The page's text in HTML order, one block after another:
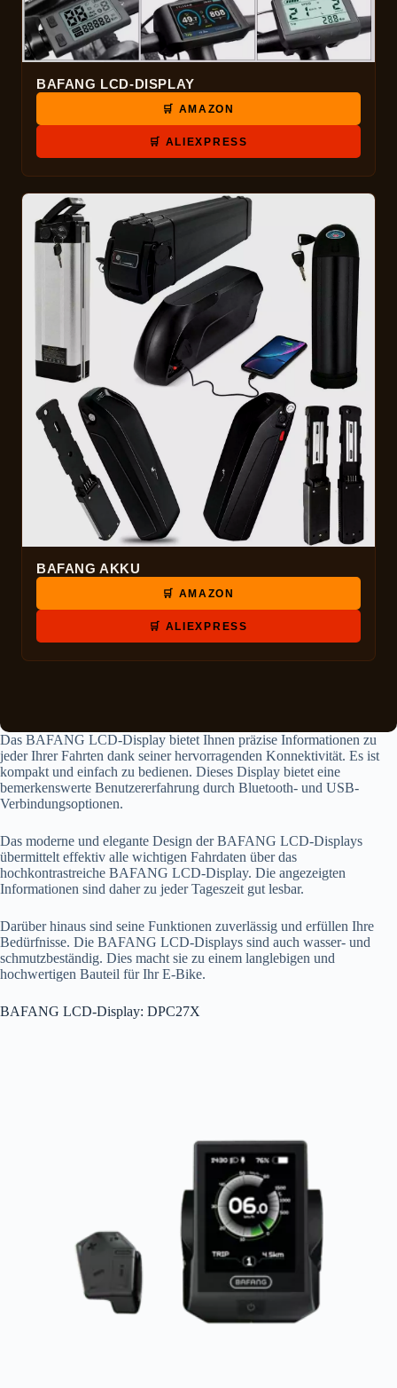
BAFANG LCD-DISPLAY
🛒 AMAZON
🛒 ALIEXPRESS
BAFANG AKKU
🛒 AMAZON
🛒 ALIEXPRESS
Das BAFANG LCD-Display bietet Ihnen präzise Informationen zu
jeder Ihrer Fahrten dank seiner hervorragenden Konnektivität. Es ist
kompakt und einfach zu bedienen. Dieses Display bietet eine
bemerkenswerte Benutzererfahrung durch Bluetooth- und USB-
Verbindungsoptionen.
Das moderne und elegante Design der BAFANG LCD-Displays
übermittelt effektiv alle wichtigen Fahrdaten über das
hochkontrastreiche BAFANG LCD-Display. Die angezeigten
Informationen sind daher zu jeder Tageszeit gut lesbar.
Darüber hinaus sind seine Funktionen zuverlässig und erfüllen Ihre
Bedürfnisse. Die BAFANG LCD-Displays sind auch wasser- und
schmutzbeständig. Dies macht sie zu einem langlebigen und
hochwertigen Bauteil für Ihr E-Bike.
BAFANG LCD-Display: DPC27X